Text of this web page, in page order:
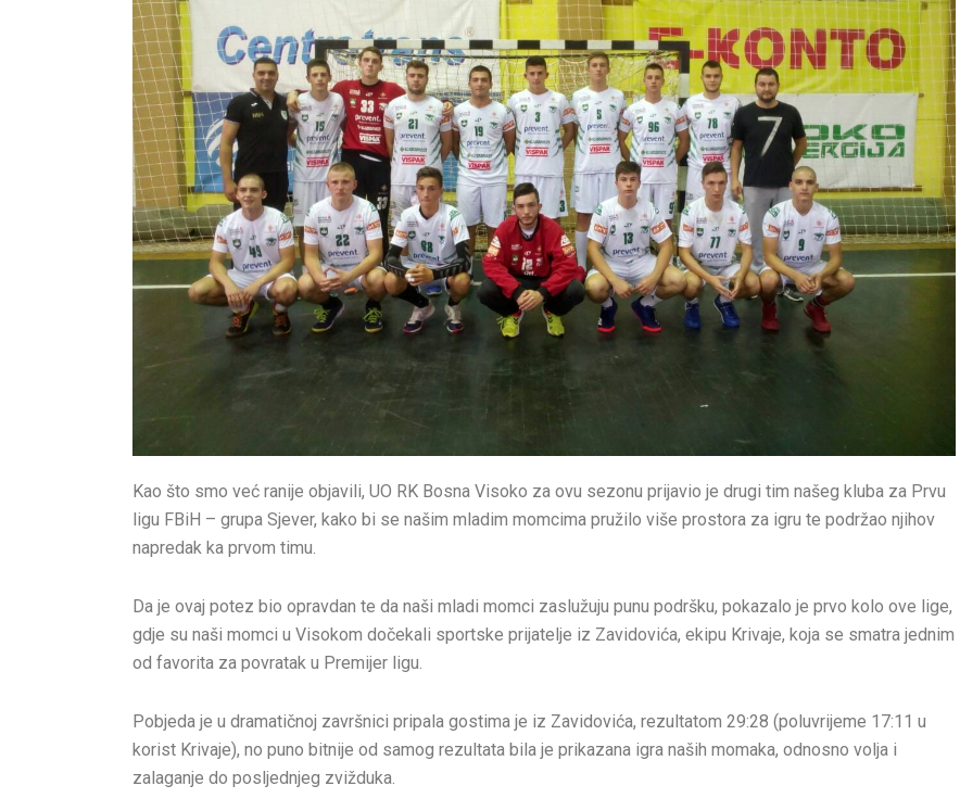
Kao što smo već ranije objavili, UO RK Bosna Visoko za ovu sezonu prijavio je drugi tim našeg kluba za Prvu
ligu FBiH – grupa Sjever, kako bi se našim mladim momcima pružilo više prostora za igru te podržao njihov
napredak ka prvom timu.
Da je ovaj potez bio opravdan te da naši mladi momci zaslužuju punu podršku, pokazalo je prvo kolo ove lige,
gdje su naši momci u Visokom dočekali sportske prijatelje iz Zavidovića, ekipu Krivaje, koja se smatra jednim
od favorita za povratak u Premijer ligu.
Pobjeda je u dramatičnoj završnici pripala gostima je iz Zavidovića, rezultatom 29:28 (poluvrijeme 17:11 u
korist Krivaje), no puno bitnije od samog rezultata bila je prikazana igra naših momaka, odnosno volja i
zalaganje do posljednjeg zvižduka.